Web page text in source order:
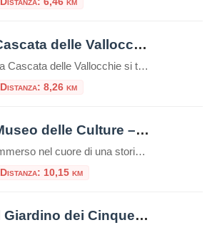
Cascata delle Vallocchie
La Cascata delle Vallocchie si trova nel cuore verde della Riserva Naturale dei Monti Navegna e Cervia in provincia di Rieti e più precisamente a Castel di Tora Le sue acque contribuiscono ad alimentare il sottostante Lago del Turano e sono raggiungibili attraverso un sentiero ben segnalato.La Cascata delle Vallocchie è alimentata dalle sorgenti del […]
Distanza: 8,26 km
Museo delle Culture – Villa Garibaldi
Immerso nel cuore di una storica dimora, il Museo delle Culture – Villa Garibaldi rappresenta uno dei poli culturali più interessanti e dinamici del territorio. Situato all’interno di Villa Garibaldi a Riofreddo, splendida residenza ottocentesca circondata da un parco secolare, il museo è un punto di riferimento per chi desidera esplorare la ricchezza delle culture […]
Distanza: 10,15 km
Il Giardino dei Cinque Sensi